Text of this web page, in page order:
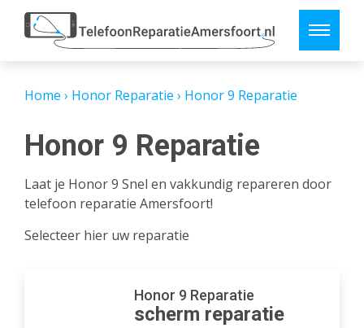
Home › Honor Reparatie › Honor 9 Reparatie
Honor 9 Reparatie
Laat je Honor 9 Snel en vakkundig repareren door
telefoon reparatie Amersfoort!
Selecteer hier uw reparatie
Honor 9 Reparatie
scherm reparatie